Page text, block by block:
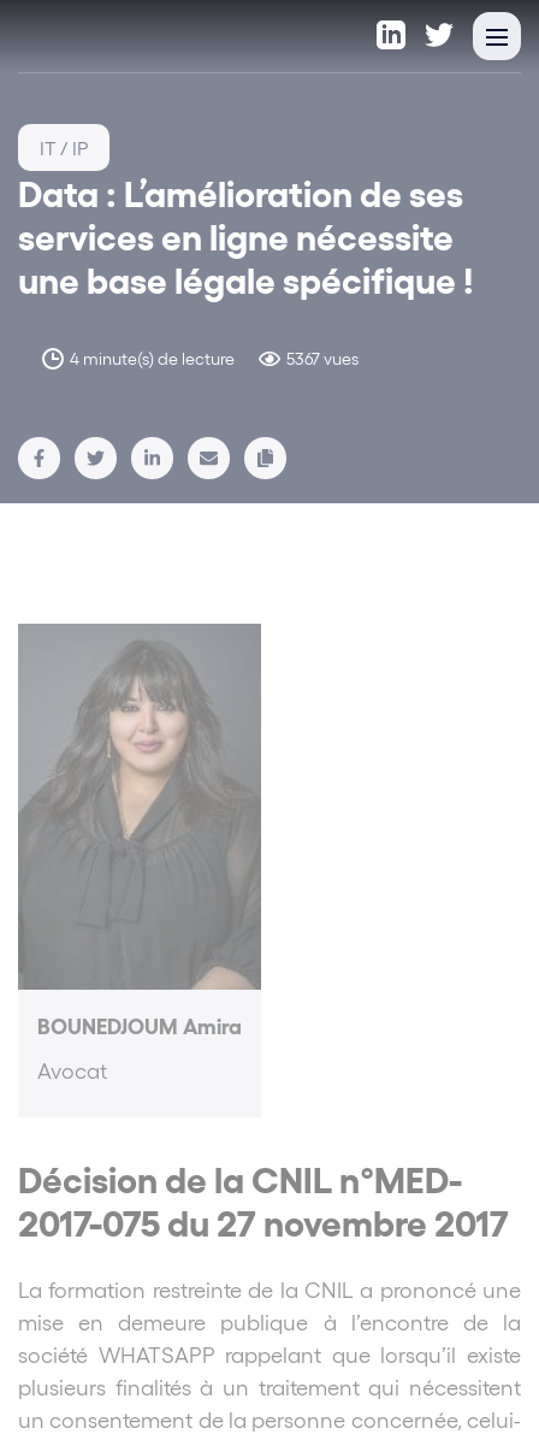
Data : L’amélioration de ses
services en ligne nécessite
une base légale spécifique !
4 minute(s) de lecture 5367 vues
IT / IP
BOUNEDJOUM Amira
Avocat
Décision de la CNIL n°MED-
2017-075 du 27 novembre 2017
La formation restreinte de la CNIL a prononcé une
mise en demeure publique à l’encontre de la
société WHATSAPP rappelant que lorsqu’il existe
plusieurs finalités à un traitementqui nécessitent
un consentement de la personne concernée, celui-